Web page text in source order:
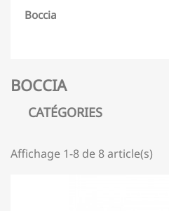
Boccia
BOCCIA
CATÉGORIES
Affichage 1-8 de 8 article(s)